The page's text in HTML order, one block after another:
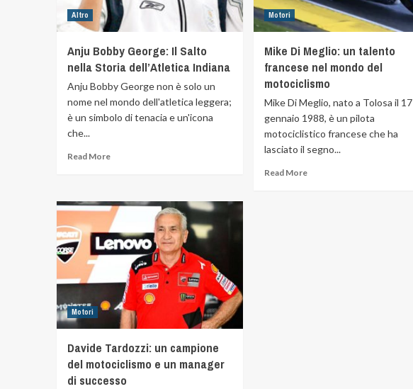
Altro
Anju Bobby George: Il Salto
nella Storia dell’Atletica Indiana
Anju Bobby George non è solo un
nome nel mondo dell'atletica leggera;
è un simbolo di tenacia e un'icona
che...
Read More
Motori
Mike Di Meglio: un talento
francese nel mondo del
motociclismo
Mike Di Meglio, nato a Tolosa il 17
gennaio 1988, è un pilota
motociclistico francese che ha
lasciato il segno...
Read More
Motori
Davide Tardozzi: un campione
del motociclismo e un manager
di successo